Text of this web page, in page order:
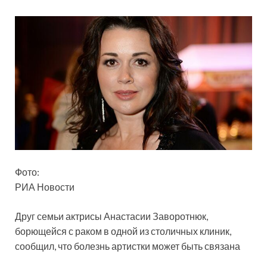
Фото:
РИА Новости
Друг семьи актрисы Анастасии Заворотнюк,
борющейся с раком в одной из столичных клиник,
сообщил, что болезнь артистки может быть связана